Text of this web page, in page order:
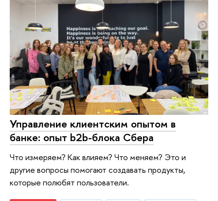
Управление клиентским опытом в
банке: опыт b2b-блока Сбера
Что измеряем? Как влияем? Что меняем? Это и
другие вопросы помогают создавать продукты,
которые полюбят пользователи.